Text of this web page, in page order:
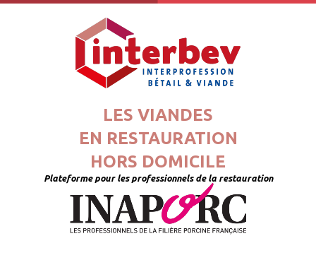
LES VIANDES
EN RESTAURATION
HORS DOMICILE
Plateforme pour les professionnels de la restauration